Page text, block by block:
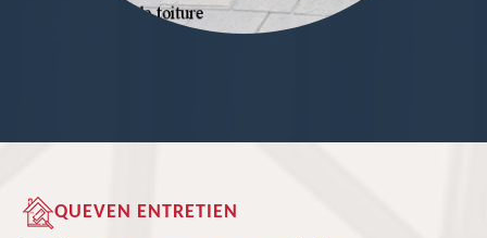
QUEVEN ENTRETIEN